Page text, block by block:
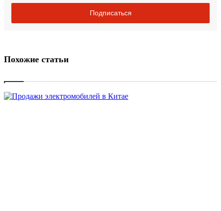
Похожие статьи